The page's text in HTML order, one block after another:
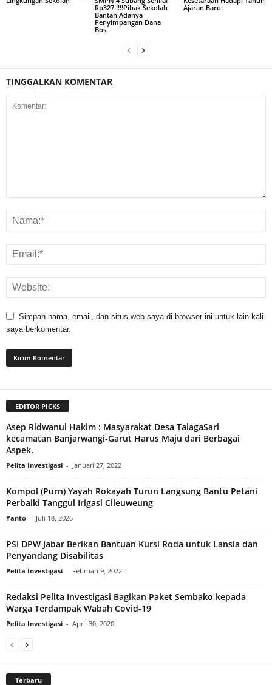
Rp327 !!!!Pihak Sekolah
Bantah Adanya
Penyimpangan Dana
Bos..
Ajaran Baru
TINGGALKAN KOMENTAR
Simpan nama, email, dan situs web saya di browser ini untuk lain kali
saya berkomentar.
EDITOR PICKS
Asep Ridwanul Hakim : Masyarakat Desa TalagaSari
kecamatan Banjarwangi-Garut Harus Maju dari Berbagai
Aspek.
Pelita Investigasi - Januari 27, 2022
Kompol (Purn) Yayah Rokayah Turun Langsung Bantu Petani
Perbaiki Tanggul Irigasi Cileuweung
Yanto - Juli 18, 2026
PSI DPW Jabar Berikan Bantuan Kursi Roda untuk Lansia dan
Penyandang Disabilitas
Pelita Investigasi - Februari 9, 2022
Redaksi Pelita Investigasi Bagikan Paket Sembako kepada
Warga Terdampak Wabah Covid-19
Pelita Investigasi - April 30, 2020
Terbaru